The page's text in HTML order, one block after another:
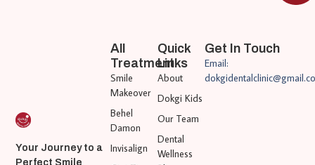
Your Journey to a
Perfect Smile
Quick
Links
About
Dokgi Kids
Our Team
Dental
Wellness
All
Treatment
Smile
Makeover
Behel
Damon
Invisalign
Get In Touch
Email: